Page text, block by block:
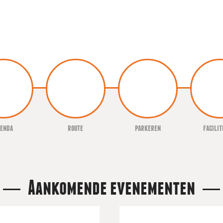
route parkeren
Aankomende evenementen